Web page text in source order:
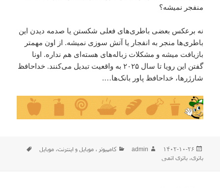
منفجر نمیشه؟
‏نه برعکس بعضی باطری‌های فعلی شکستن یا صدمه دیدن این
باطری‌ها منجر به انفجار یا آتش سوزی نمیشه. از اون مهمتر
بازیافت میشه و مشکلات زباله‌های هسته‌ای هم نداره. اونا
گفتن این رویا تا سال ۲۰۲۵ به واقعیت تبدیل می‌کنند. خداحافظ
شارژرها، خداحافظ پاور بانک‌ها….
ارسال
شده
۱۴۰۲-۱۰-۲۶ نویسنده
admin دسته‌ها
كامپيوتر ، موبایل و اينترنت،موبایل
باتری،باتری اتمی